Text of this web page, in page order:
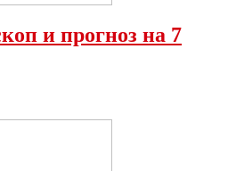
и прогноз на 7